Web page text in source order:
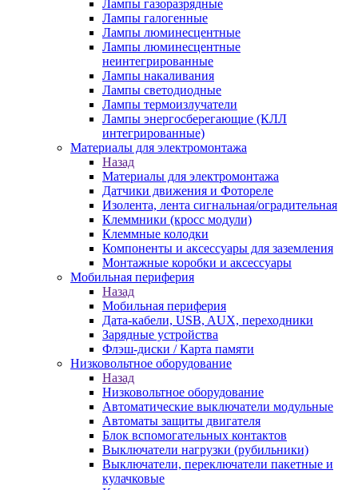
Лампы газоразрядные
Лампы галогенные
Лампы люминесцентные
Лампы люминесцентные
неинтегрированные
Лампы накаливания
Лампы светодиодные
Лампы термоизлучатели
Лампы энергосберегающие (КЛЛ
интегрированные)
Материалы для электромонтажа
Назад
Материалы для электромонтажа
Датчики движения и Фотореле
Изолента, лента сигнальная/оградительная
Клеммники (кросс модули)
Клеммные колодки
Компоненты и аксессуары для заземления
Монтажные коробки и аксессуары
Мобильная периферия
Назад
Мобильная периферия
Дата-кабели, USB, AUX, переходники
Зарядные устройства
Флэш-диски / Карта памяти
Низковольтное оборудование
Назад
Низковольтное оборудование
Автоматические выключатели модульные
Автоматы защиты двигателя
Блок вспомогательных контактов
Выключатели нагрузки (рубильники)
Выключатели, переключатели пакетные и
кулачковые